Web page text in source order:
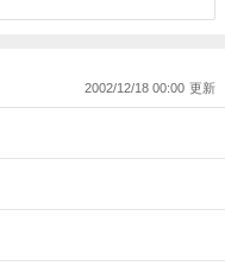
2002/12/18 00:00